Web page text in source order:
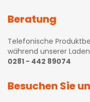
Beratung
Telefonische
während unserer
0281 - 442 89074
Besuchen Sie